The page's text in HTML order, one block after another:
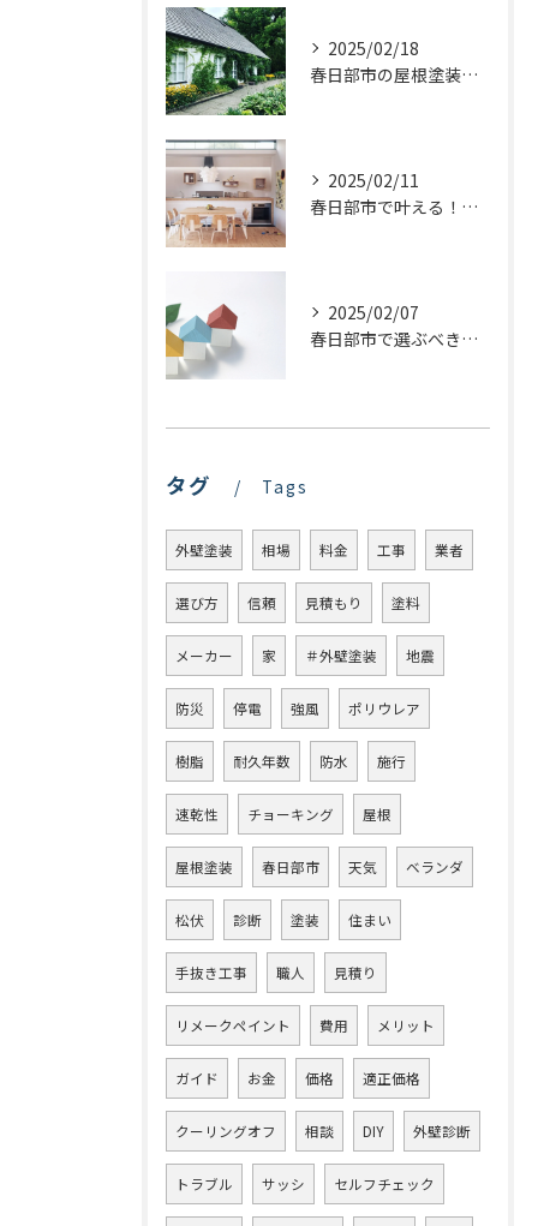
2025/02/18
春日部市の屋根塗装：最適な業者選びで価格を抑える方法
2025/02/11
春日部市で叶える！理想のキッチンリフォームを実現するステップ
2025/02/07
春日部市で選ぶべき屋根塗装の種類とは？プロが教える最適な選び方
タグ Tags
外壁塗装 相場 料金 工事 業者
選び方 信頼 見積もり 塗料
メーカー 家 ＃外壁塗装 地震
防災 停電 強風 ポリウレア
樹脂 耐久年数 防水 施行
速乾性 チョーキング 屋根
屋根塗装 春日部市 天気 ベランダ
松伏 診断 塗装 住まい
手抜き工事 職人 見積り
リメークペイント 費用 メリット
ガイド お金 価格 適正価格
クーリングオフ 相談 DIY 外壁診断
トラブル サッシ セルフチェック